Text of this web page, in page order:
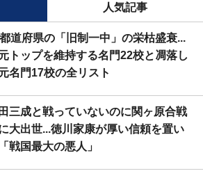
人気記事
道府県の「旧制一中」の栄枯盛衰...
トップを維持する名門22校と凋落し
名門17校の全リスト
三成と戦っていないのに関ヶ原合戦
大出世...徳川家康が厚い信頼を置い
戦国最大の悪人」